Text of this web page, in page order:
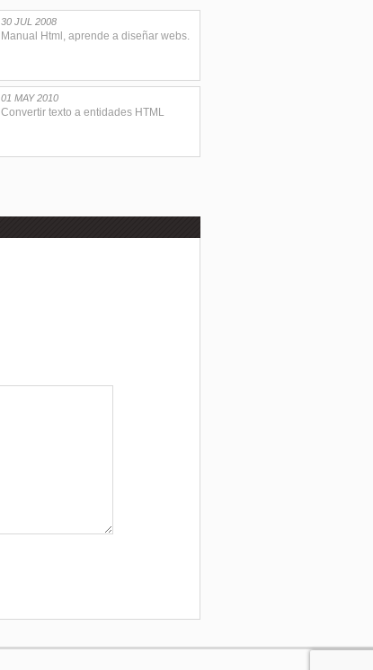
30 JUL 2008
Manual Html, aprende a diseñar webs.
01 MAY 2010
Convertir texto a entidades HTML